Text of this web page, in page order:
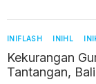
INIFLASH INIHL
Kekurangan
Tantangan,